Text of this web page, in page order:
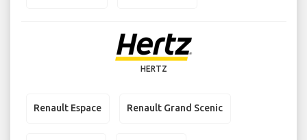
HERTZ
Renault Espace Renault Grand Scenic